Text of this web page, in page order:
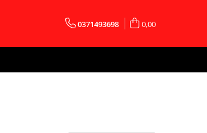
0371493698 0,00